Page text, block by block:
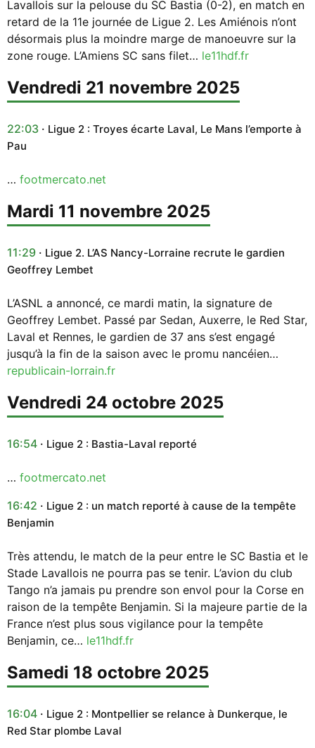
Lavallois sur la pelouse du SC Bastia (0-2), en match en
retard de la 11e journée de Ligue 2. Les Amiénois n’ont
désormais plus la moindre marge de manoeuvre sur la
zone rouge. L’Amiens SC sans filet… le11hdf.fr
vendredi 21 novembre 2025
22:03
Ligue 2 : Troyes écarte Laval, Le Mans l’emporte à
Pau
… footmercato.net
mardi 11 novembre 2025
11:29
Ligue 2. L’AS Nancy-Lorraine recrute le gardien
Geoffrey Lembet
L’ASNL a annoncé, ce mardi matin, la signature de
Geoffrey Lembet. Passé par Sedan, Auxerre, le Red Star,
Laval et Rennes, le gardien de 37 ans s’est engagé
jusqu’à la fin de la saison avec le promu nancéien…
republicain-lorrain.fr
vendredi 24 octobre 2025
16:54 Ligue 2 : Bastia-Laval reporté
… footmercato.net
16:42
Ligue 2 : un match reporté à cause de la tempête
Benjamin
Très attendu, le match de la peur entre le SC Bastia et le
Stade Lavallois ne pourra pas se tenir. L’avion du club
Tango n’a jamais pu prendre son envol pour la Corse en
raison de la tempête Benjamin. Si la majeure partie de la
France n’est plus sous vigilance pour la tempête
Benjamin, ce… le11hdf.fr
samedi 18 octobre 2025
16:04
Ligue 2 : Montpellier se relance à Dunkerque, le
Red Star plombe Laval